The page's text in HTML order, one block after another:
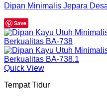
Dipan Minimalis Jepara
Save
Quick View
Tempat Tidur